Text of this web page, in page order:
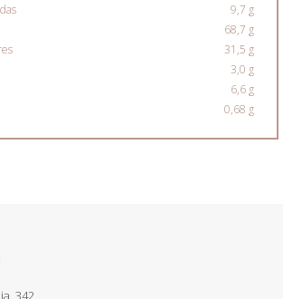
9,7 g
68,7 g
31,5 g
3,0 g
6,6 g
0,68 g
342